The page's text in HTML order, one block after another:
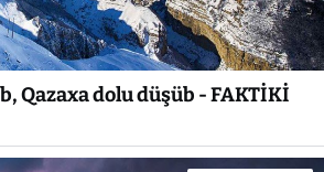
Qazaxa dolu düşüb - FAKTİKİ